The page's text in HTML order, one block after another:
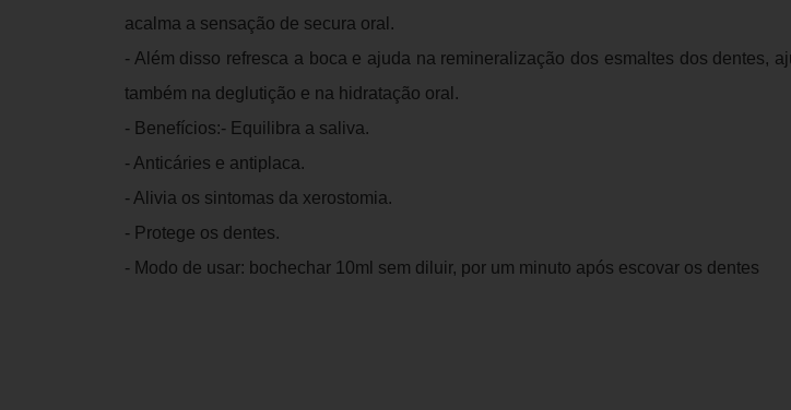
acalma a sensação de secura oral.
- Além disso refresca a boca e ajuda na remineralização dos esmaltes dos dentes,
também na deglutição e na hidratação oral.
- Benefícios:- Equilibra a saliva.
- Anticáries e antiplaca.
- Alivia os sintomas da xerostomia.
- Protege os dentes.
- Modo de usar: bochechar 10ml sem diluir, por um minuto após escovar os dentes